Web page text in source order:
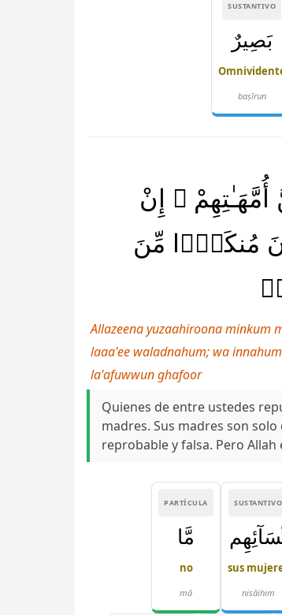
SUSTANTIVO
بَصِيرٌ
baṣīrun
أُمَّهَـٰتِهِمْ ۖ إِنْ
مُنكَرًۭا مِّنَ
Allazeena yuzaahiroona
laaa'ee waladnahum; wa
la'afuwwun ghafoor
Quienes de entre ustedes
madres. Sus madres son
reprobable y falsa. Pero Allah
SUSTANTIVO
sus
nisāihim
PARTÍCULA
مَّا
no
mā